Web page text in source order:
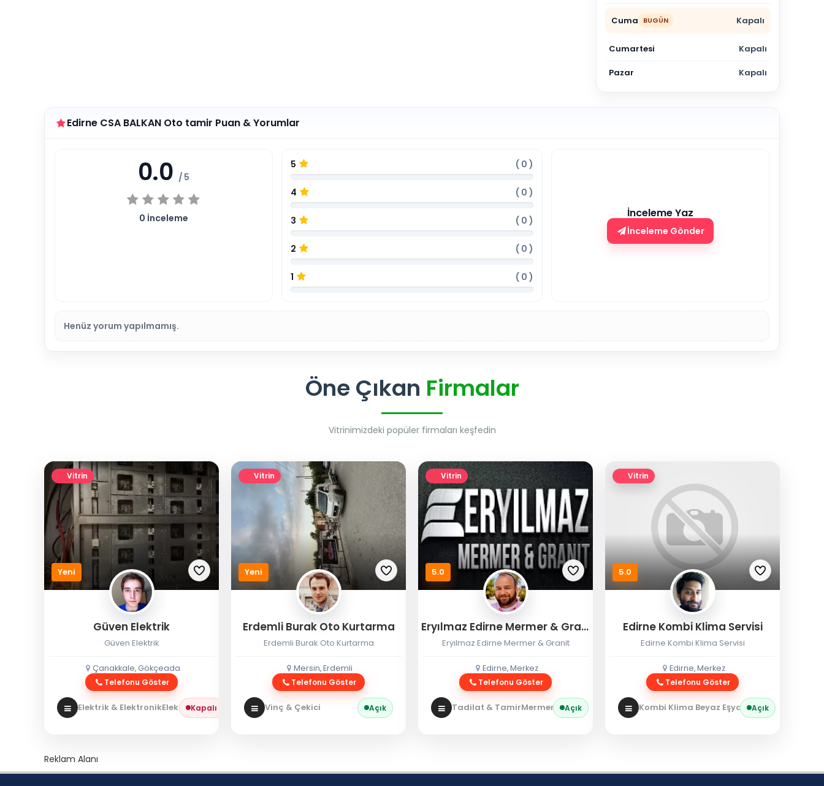
Cuma BUGÜN Kapalı
Cumartesi Kapalı
Pazar Kapalı
Edirne CSA BALKAN Oto tamir Puan & Yorumlar
0.0 / 5
0 İnceleme
5 ( 0 )
4 ( 0 )
3 ( 0 )
2 ( 0 )
1 ( 0 )
İnceleme Yaz
İnceleme Gönder
Henüz yorum yapılmamış.
Öne Çıkan Firmalar
Vitrinimizdeki popüler firmaları keşfedin
Vitrin
Yeni
Güven Elektrik
Güven Elektrik
Çanakkale, Gökçeada
Telefonu Göster
Elektrik & ElektronikElektrikçiKapalı
Vitrin
Yeni
Erdemli Burak Oto Kurtarma
Erdemli Burak Oto Kurtarma
Mersin, Erdemli
Telefonu Göster
Vinç & Çekici Açık
Vitrin
5.0
Eryılmaz Edirne Mermer & Granit
Eryılmaz Edirne Mermer & Granit
Edirne, Merkez
Telefonu Göster
Tadilat & TamirMermer / Granit
Açık
Vitrin
5.0
Edirne Kombi Klima Servisi
Edirne Kombi Klima Servisi
Edirne, Merkez
Telefonu Göster
Kombi Klima Beyaz Eşya Kombi Servisi
Açık
Reklam Alanı